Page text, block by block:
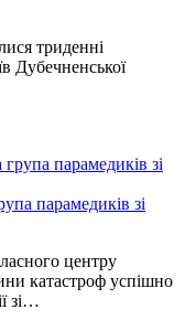
триденні
Дубечненської
парамедиків зі
центру
катастроф успішно
зі…